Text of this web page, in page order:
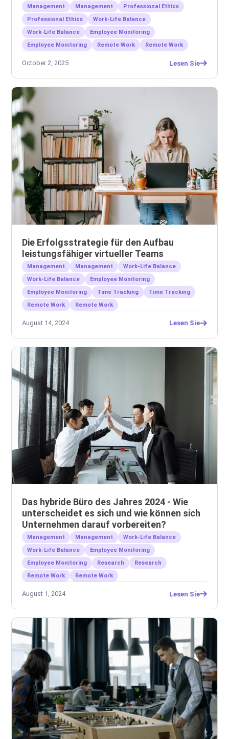
Management Management
Professional Ethics
Professional Ethics
Work-Life Balance
Work-Life Balance
Employee Monitoring
Employee Monitoring
Remote Work Remote Work
October 2, 2025 Lesen Sie
Die Erfolgsstrategie für den Aufbau
leistungsfähiger virtueller Teams
Management Management
Work-Life Balance
Work-Life Balance
Employee Monitoring
Employee Monitoring
Time Tracking
Time Tracking
Remote Work
Remote Work
August 14, 2024 Lesen Sie
Das hybride Büro des Jahres 2024 - Wie
unterscheidet es sich und wie können sich
Unternehmen darauf vorbereiten?
Management Management
Work-Life Balance
Work-Life Balance
Employee Monitoring
Employee Monitoring
Research
Research
Remote Work
Remote Work
August 1, 2024 Lesen Sie